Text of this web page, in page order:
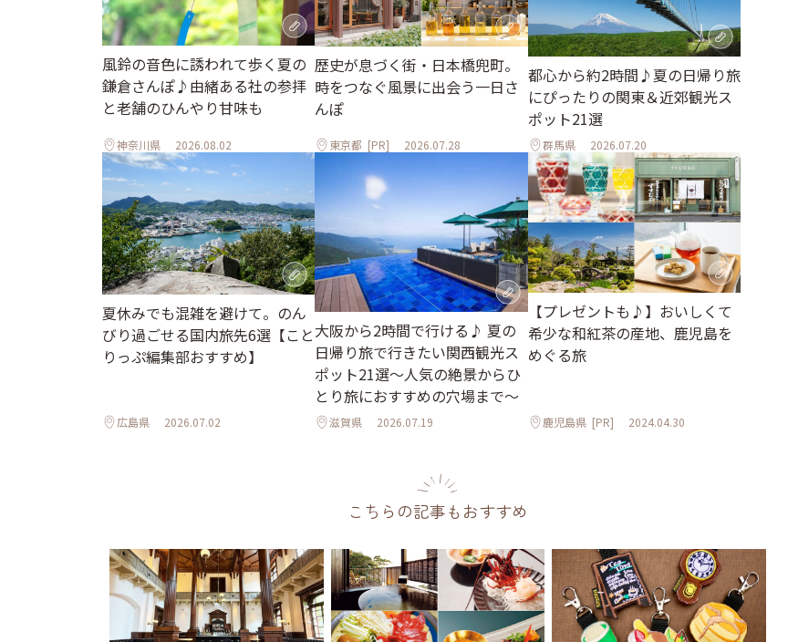
風鈴の音色に誘われて歩く夏の
鎌倉さんぽ♪由緒ある社の参拝
と老舗のひんやり甘味も
神奈川県 2026.08.02
歴史が息づく街・日本橋兜町。
時をつなぐ風景に出会う一日さ
んぽ
東京都 [PR] 2026.07.28
都心から約2時間♪夏の日帰り旅
にぴったりの関東＆近郊観光ス
ポット21選
群馬県 2026.07.20
夏休みでも混雑を避けて。のん
びり過ごせる国内旅先6選【こと
りっぷ編集部おすすめ】
広島県 2026.07.02
大阪から2時間で行ける♪ 夏の
日帰り旅で行きたい関西観光ス
ポット21選～人気の絶景からひ
とり旅におすすめの穴場まで～
滋賀県 2026.07.19
【プレゼントも♪】おいしくて
希少な和紅茶の産地、鹿児島を
めぐる旅
鹿児島県[PR] 2024.04.30
こちらの記事もおすすめ